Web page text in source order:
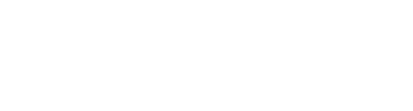
wochentipps/398636/index.php